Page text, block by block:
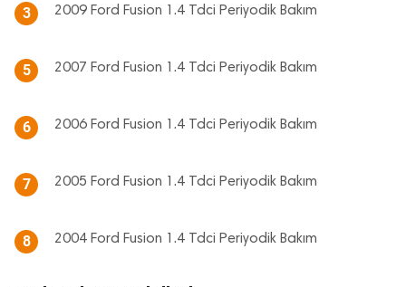
3 2009 Ford Fusion 1.4 Tdci Periyodik Bakım
5 2007 Ford Fusion 1.4 Tdci Periyodik Bakım
6 2006 Ford Fusion 1.4 Tdci Periyodik Bakım
7 2005 Ford Fusion 1.4 Tdci Periyodik Bakım
8 2004 Ford Fusion 1.4 Tdci Periyodik Bakım